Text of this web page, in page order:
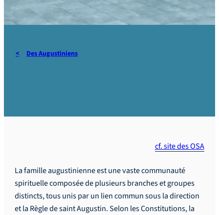
Des Augustiniens
cf. site des OSA
La famille augustinienne est une vaste communauté
spirituelle composée de plusieurs branches et groupes
distincts, tous unis par un lien commun sous la direction
et la Règle de saint Augustin. Selon les Constitutions, la